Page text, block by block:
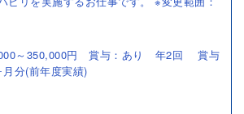
～350,000円 賞与：あり 年2回 賞与
月分(前年度実績)